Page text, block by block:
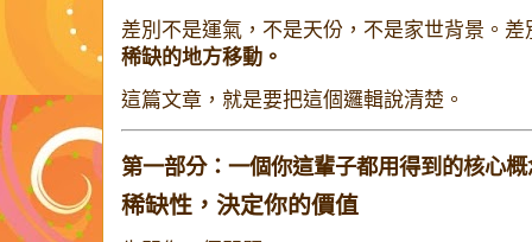
差別不是運氣，不是天份，不是家世背景。差
稀缺的地方移動。
這篇文章，就是要把這個邏輯說清楚。
第一部分：一個你這輩子都用得到的核心概
稀缺性，決定你的價值